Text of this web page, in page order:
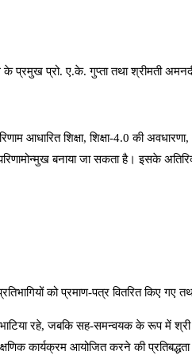
के प्रमुख प्रो. ए.के. गुप्ता तथा श्रीमती
आधारित शिक्षा, शिक्षा-4.0 की
बनाया जा सकता है। इसके अतिरिक्त
को प्रमाण-पत्र वितरित किए गए
रहे, जबकि सह-समन्वयक के रूप में श्री
कार्यक्रम आयोजित करने की प्रतिबद्धता